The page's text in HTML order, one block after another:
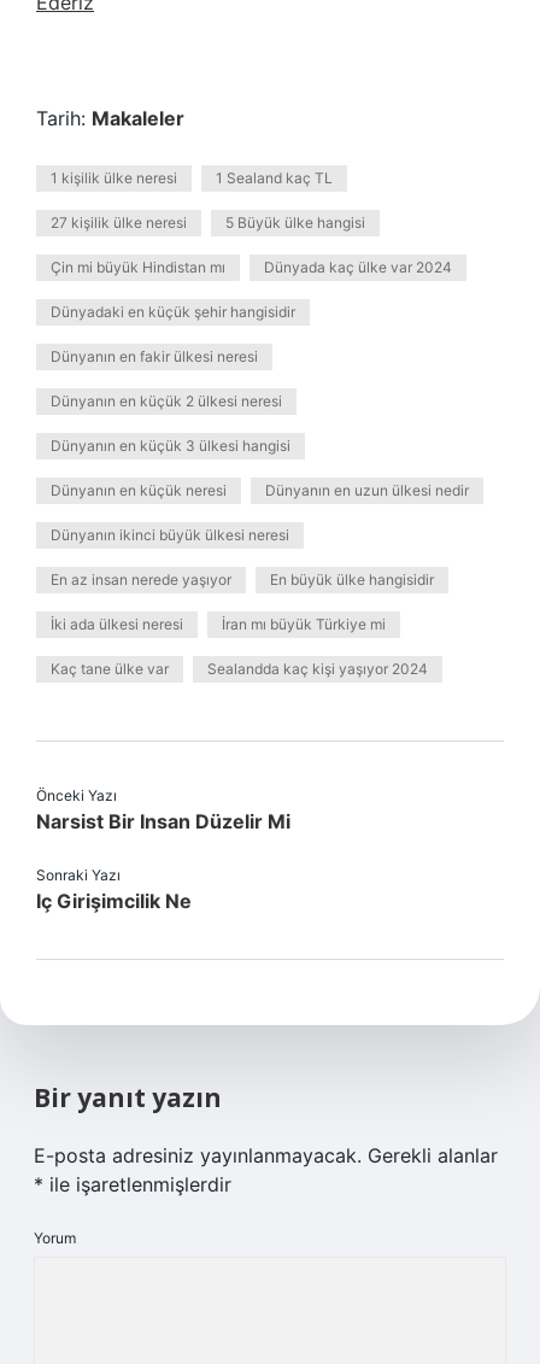
Tarih: Makaleler
1 kişilik ülke neresi 1 Sealand kaç TL
27 kişilik ülke neresi 5 Büyük ülke hangisi
Çin mi büyük Hindistan mı Dünyada kaç ülke var 2024
Dünyadaki en küçük şehir hangisidir
Dünyanın en fakir ülkesi neresi
Dünyanın en küçük 2 ülkesi neresi
Dünyanın en küçük 3 ülkesi hangisi
Dünyanın en küçük neresi Dünyanın en uzun ülkesi nedir
Dünyanın ikinci büyük ülkesi neresi
En az insan nerede yaşıyor En büyük ülke hangisidir
İki ada ülkesi neresi İran mı büyük Türkiye mi
Kaç tane ülke var Sealandda kaç kişi yaşıyor 2024
Önceki Yazı
Narsist Bir Insan Düzelir Mi
Sonraki Yazı
Iç Girişimcilik Ne
Bir yanıt yazın
E-posta adresiniz yayınlanmayacak. Gerekli alanlar
* ile işaretlenmişlerdir
Yorum